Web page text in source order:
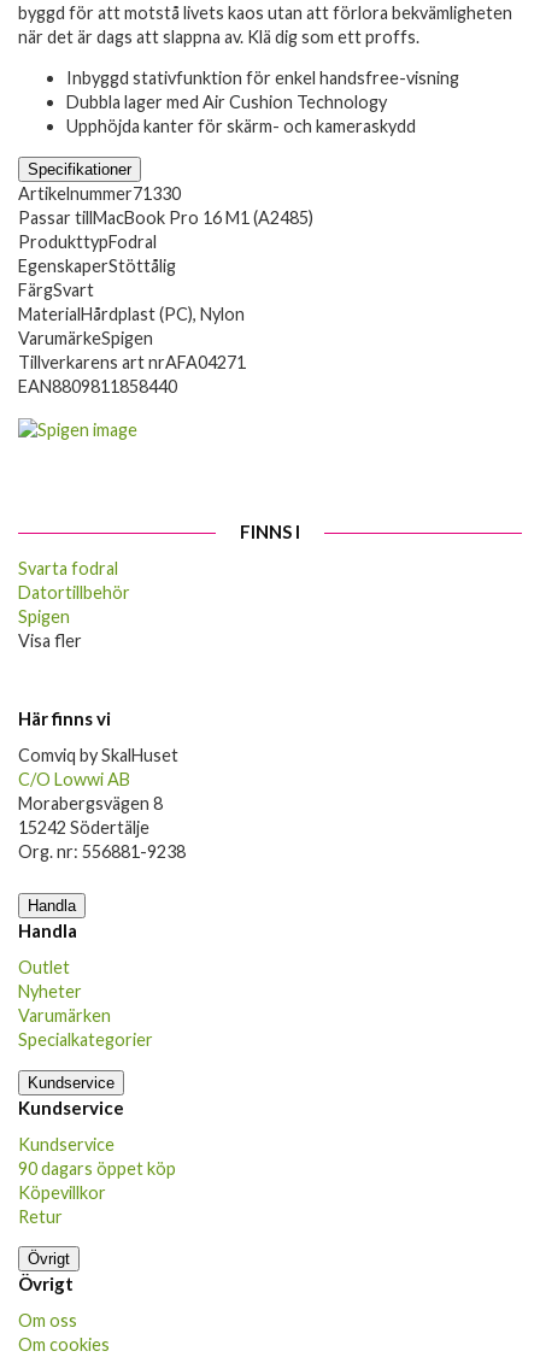
byggd för att motstå livets kaos utan att förlora bekvämligheten
när det är dags att slappna av. Klä dig som ett proffs.
Inbyggd stativfunktion för enkel handsfree-visning
Dubbla lager med Air Cushion Technology
Upphöjda kanter för skärm- och kameraskydd
Specifikationer
Artikelnummer71330
Passar tillMacBook Pro 16 M1 (A2485)
ProdukttypFodral
EgenskaperStöttålig
FärgSvart
MaterialHårdplast (PC), Nylon
VarumärkeSpigen
Tillverkarens art nrAFA04271
EAN8809811858440
FINNS I
Svarta fodral
Datortillbehör
Spigen
Visa fler
Här finns vi
Comviq by SkalHuset
C/O Lowwi AB
Morabergsvägen 8
15242 Södertälje
Org. nr: 556881-9238
Handla
Handla
Outlet
Nyheter
Varumärken
Specialkategorier
Kundservice
Kundservice
Kundservice
90 dagars öppet köp
Köpevillkor
Retur
Övrigt
Övrigt
Om oss
Om cookies